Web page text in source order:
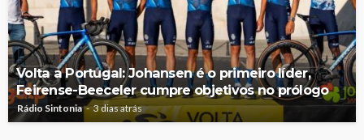
Volta a Portugal: Johansen é o primeiro líder,
Feirense-Beeceler cumpre objetivos no prólogo
Rádio Sintonia 3 dias atrás